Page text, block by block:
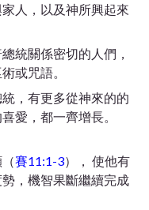
人，以及神所興起來
統關係密切的人們，
或咒語。
，有更多從神來的的
愛，都一齊增長。
賽11:1-3）， 使他有
，機智果斷繼續完成